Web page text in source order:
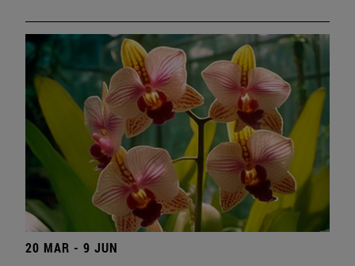
20 MAR - 9 JUN